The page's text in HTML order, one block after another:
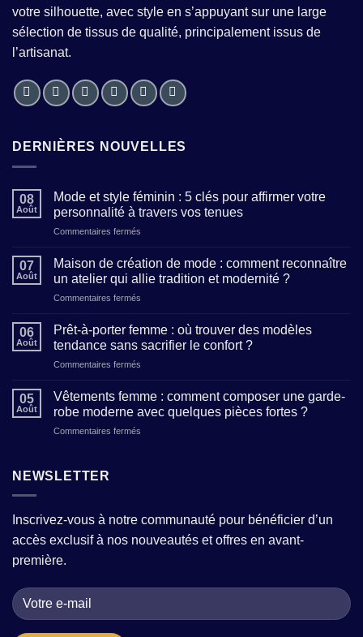
votre silhouette, avec style en s’appuyant sur une large
sélection de tissus de qualité, principalement issus de
l’artisanat.
DERNIÈRES NOUVELLES
08
Août
Mode et style féminin : 5 clés pour affirmer votre
personnalité à travers vos tenues
Commentaires fermés
et
style
féminin
clés
pour
à
travers
07
Août
Maison de création de mode : comment reconnaître
un atelier qui allie tradition et modernité ?
Commentaires fermés
création
de
comment
reconnaître
?
06
Août
Prêt-à-porter femme : où trouver des modèles
tendance sans sacrifier le confort ?
Commentaires fermés
femme
sans
le
05
Août
Vêtements femme : comment composer une garde-
robe moderne avec quelques pièces fortes ?
Commentaires fermés
garde-
robe
?
NEWSLETTER
Inscrivez-vous à notre communauté pour bénéficier d’un
accès exclusif à nos nouveautés et offres en avant-
première.